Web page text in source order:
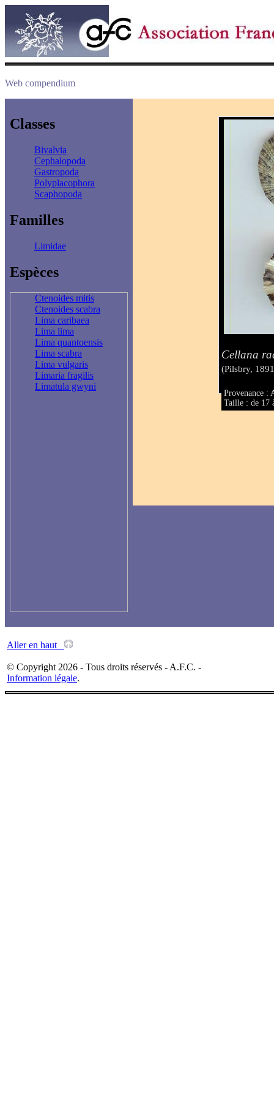
Web compendium
Classes
Bivalvia
Cephalopoda
Gastropoda
Polyplacophora
Scaphopoda
Familles
Limidae
Espèces
Ctenoides mitis
Ctenoides scabra
Lima caribaea
Lima lima
Lima quantoensis
Lima scabra
Lima vulgaris
Limaria fragilis
Limatula gwyni
Cellana
(Pilsbry,
Provenance :
Taille : de 17
Aller en haut
© Copyright 2026 - Tous droits réservés - A.F.C. -
Information légale.